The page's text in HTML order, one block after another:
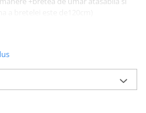
materiale de calitate